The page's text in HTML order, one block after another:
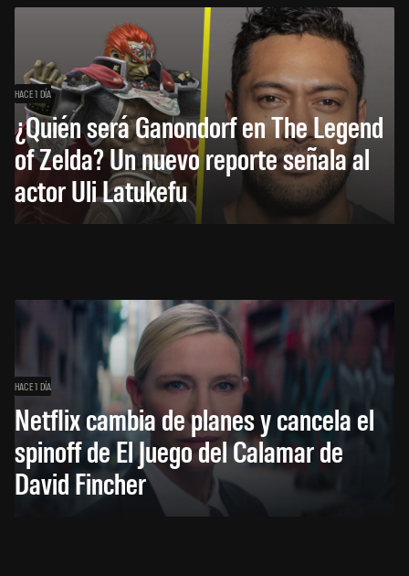
HACE 1 DÍA
¿Quién será Ganondorf en The Legend
of Zelda? Un nuevo reporte señala al
actor Uli Latukefu
HACE 1 DÍA
Netflix cambia de planes y cancela el
spinoff de El Juego del Calamar de
David Fincher